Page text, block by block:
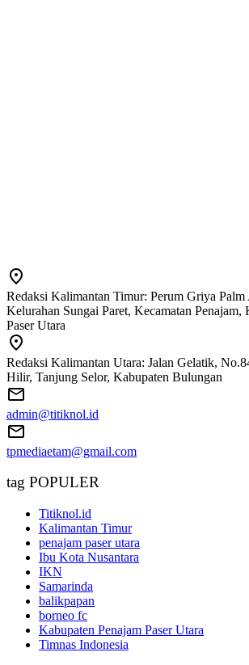
Redaksi Kalimantan Timur: Perum Griya
Kelurahan Sungai Paret, Kecamatan Penajam,
Paser Utara
Redaksi Kalimantan Utara: Jalan Gelatik,
Hilir, Tanjung Selor, Kabupaten Bulungan
admin@titiknol.id
tpmediaetam@gmail.com
tag POPULER
Titiknol.id
Kalimantan Timur
penajam paser utara
Ibu Kota Nusantara
IKN
Samarinda
balikpapan
borneo fc
Kabupaten Penajam Paser Utara
Timnas Indonesia